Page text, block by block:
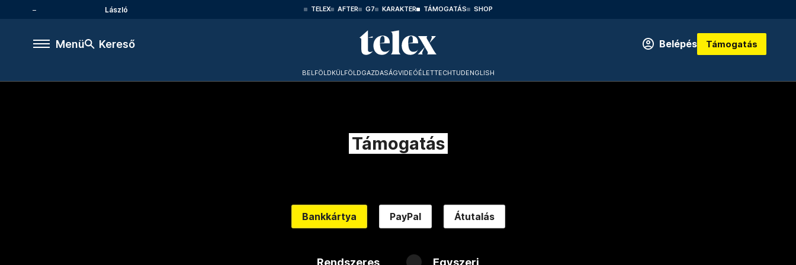
László TELEX AFTER G7 KARAKTER TÁMOGATÁS SHOP
Menü Kereső Belépés Támogatás
BELFÖLDKÜLFÖLDGAZDASÁGVIDEÓÉLETTECHTUDENGLISH
Támogatás
Bankkártya PayPal Átutalás
Rendszeres Egyszeri